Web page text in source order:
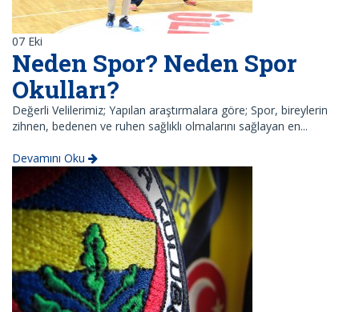
07 Eki
Neden Spor? Neden Spor
Okulları?
Değerli Velilerimiz; Yapılan araştırmalara göre; Spor, bireylerin
zihnen, bedenen ve ruhen sağlıklı olmalarını sağlayan en...
Devamını Oku